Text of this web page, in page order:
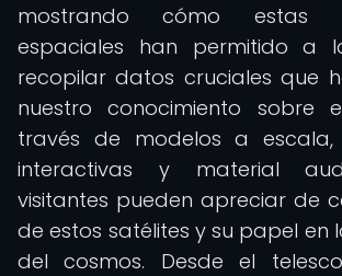
mostrando cómo estas
espaciales han permitido a
recopilar datos cruciales que
nuestro conocimiento sobre
través de modelos a escala,
interactivas y material
visitantes pueden apreciar de
de estos satélites y su papel en
del cosmos. Desde el